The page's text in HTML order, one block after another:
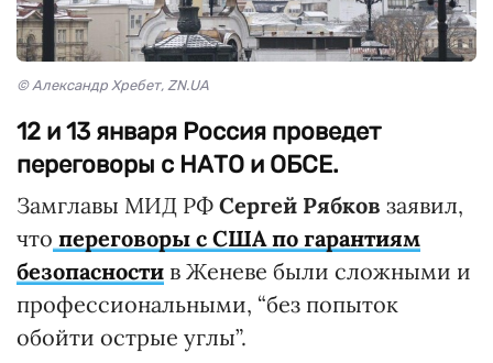
© Александр Хребет, ZN.UA
12 и 13 января Россия проведет
переговоры с НАТО и ОБСЕ.
Замглавы МИД РФ Сергей Рябков заявил,
что переговоры с США по гарантиям
безопасности в Женеве были сложными и
профессиональными, “без попыток
обойти острые углы”.